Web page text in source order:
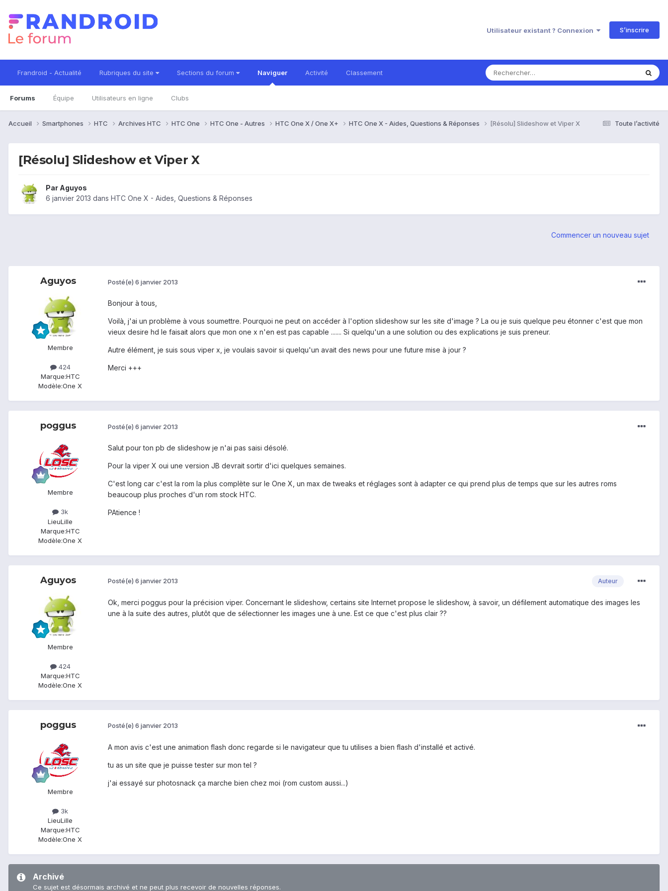
Utilisateur existant ? Connexion S’inscrire
Frandroid - Actualité Rubriques du site Sections du forum Naviguer
Forums Équipe Utilisateurs en ligne Clubs
Activité Classement
Toute l’activité
Accueil Smartphones HTC Archives HTC HTC One HTC One - Autres HTC One X / One X+ HTC One X - Aides, Questions & Réponses [Résolu] Slideshow et Viper X
[Résolu] Slideshow et Viper X
Par Aguyos
6 janvier 2013 dans HTC One X - Aides, Questions & Réponses
Commencer un nouveau sujet
Aguyos
Membre
424
Marque:HTC
Modèle:One X
Posté(e) 6 janvier 2013
Bonjour à tous,
Voilà, j'ai un problème à vous soumettre. Pourquoi ne peut on accéder à l'option slideshow sur les site d'image ? La ou je suis quelque peu étonner c'est que mon
vieux desire hd le faisait alors que mon one x n'en est pas capable ....... Si quelqu'un a une solution ou des explications je suis preneur.
Autre élément, je suis sous viper x, je voulais savoir si quelqu'un avait des news pour une future mise à jour ?
Merci +++
poggus
Membre
3k
LieuLille
Marque:HTC
Modèle:One X
Posté(e) 6 janvier 2013
Salut pour ton pb de slideshow je n'ai pas saisi désolé.
Pour la viper X oui une version JB devrait sortir d'ici quelques semaines.
C'est long car c'est la rom la plus complète sur le One X, un max de tweaks et réglages sont à adapter ce qui prend plus de temps que sur les autres roms
beaucoup plus proches d'un rom stock HTC.
PAtience !
Aguyos
Membre
424
Marque:HTC
Modèle:One X
Auteur
Posté(e) 6 janvier 2013
Ok, merci poggus pour la précision viper. Concernant le slideshow, certains site Internet propose le slideshow, à savoir, un défilement automatique des images les
une à la suite des autres, plutôt que de sélectionner les images une à une. Est ce que c'est plus clair ??
poggus
Membre
3k
LieuLille
Marque:HTC
Modèle:One X
Posté(e) 6 janvier 2013
A mon avis c'est une animation flash donc regarde si le navigateur que tu utilises a bien flash d'installé et activé.
tu as un site que je puisse tester sur mon tel ?
j'ai essayé sur photosnack ça marche bien chez moi (rom custom aussi...)
Archivé
Ce sujet est désormais archivé et ne peut plus recevoir de nouvelles réponses.